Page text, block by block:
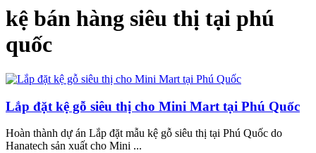
kệ bán hàng siêu thị tại phú
quốc
Lắp đặt kệ gỗ siêu thị cho Mini Mart tại Phú Quốc
Hoàn thành dự án Lắp đặt mẫu kệ gỗ siêu thị tại Phú Quốc do
Hanatech sản xuất cho Mini ...